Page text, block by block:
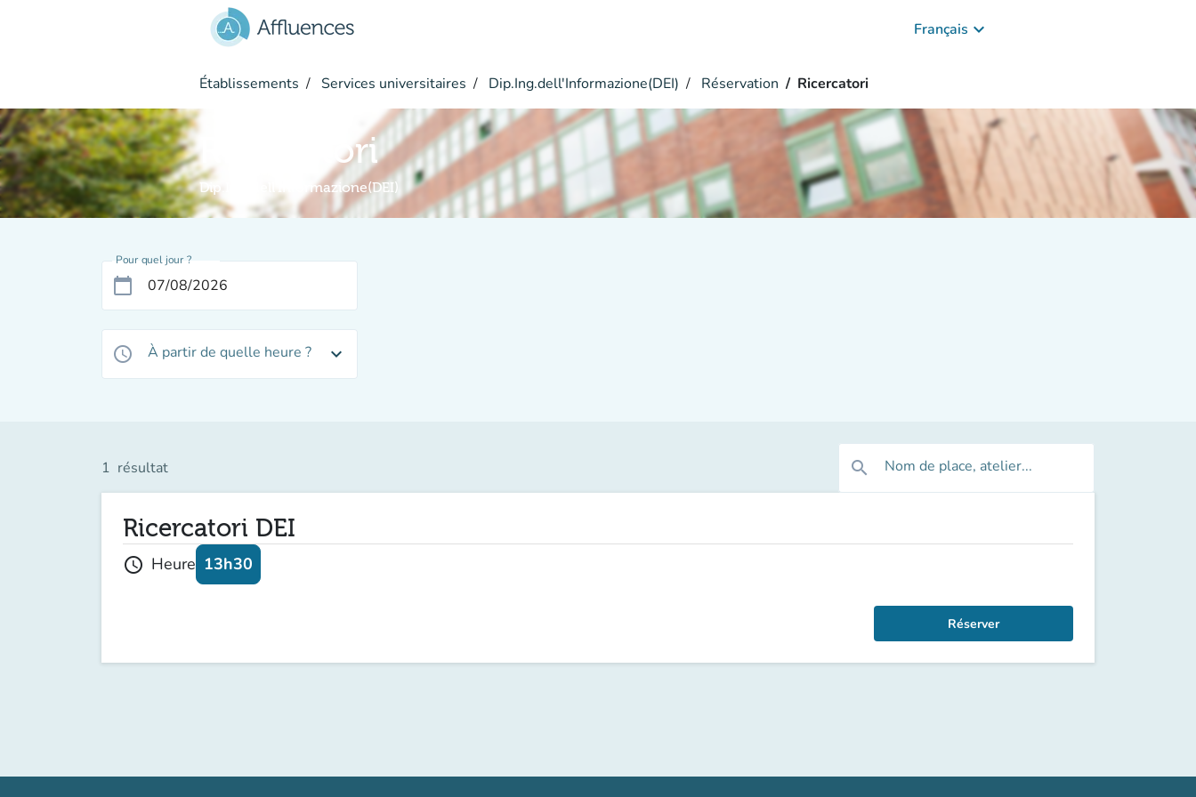
Français keyboard_arrow_down
Établissements Services universitaires Dip.Ing.dell'Informazione(DEI) Réservation Ricercatori
Ricercatori
Dip.Ing.dell'Informazione(DEI)
Pour quel jour ?
calendar_today
access_time À partir de quelle heure ? expand_more
1 résultat search Nom de place, atelier...
Ricercatori DEI
schedule Heure 13h30
Réserver